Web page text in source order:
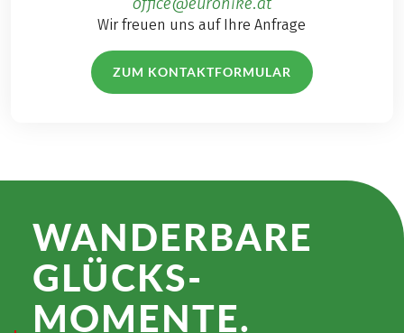
Wir freuen uns auf Ihre Anfrage
ZUM KONTAKTFORMULAR
WANDER­BARE
GLÜCKS­
MOMENTE.